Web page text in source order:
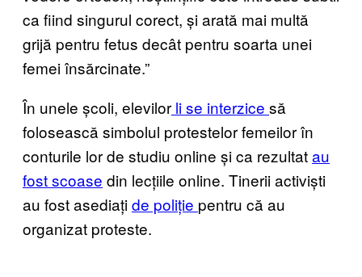
ca fiind singurul corect, și arată mai multă
grijă pentru fetus decât pentru soarta unei
femei însărcinate.”
În unele școli, elevilor li se interzice să
folosească simbolul protestelor femeilor în
conturile lor de studiu online și ca rezultatau
fost scoase din lecțiile online. Tinerii activiști
au fost asediațide poliție pentru că au
organizat proteste.